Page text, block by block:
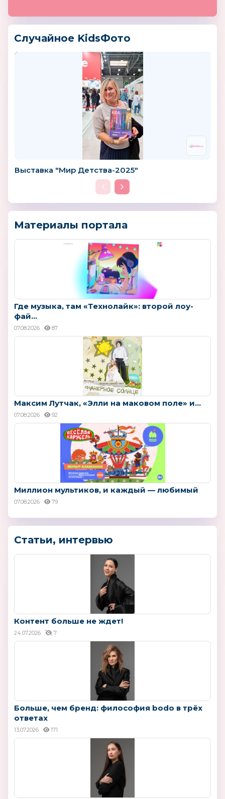
Случайное KidsФото
Выставка "Мир Детства-2025"
Материалы портала
Где музыка, там «Технолайк»: второй лоу-
фай...
07.08.2026 87
Максим Лутчак, «Элли на маковом поле» и...
07.08.2026 92
Миллион мультиков, и каждый — любимый
07.08.2026 79
Статьи, интервью
Контент больше не ждет!
24.07.2026 7
Больше, чем бренд: философия bodo в трёх
ответах
13.07.2026 171